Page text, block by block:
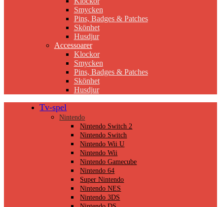
Smycken
Pins, Badges & Patches
Skönhet
Husdjur
Accessoarer
Klockor
Smycken
Pins, Badges & Patches
Skönhet
Husdjur
Tv-spel
Nintendo
Nintendo Switch 2
Nintendo Switch
Nintendo Wii U
Nintendo Wii
Nintendo Gamecube
Nintendo 64
Super Nintendo
Nintendo NES
Nintendo 3DS